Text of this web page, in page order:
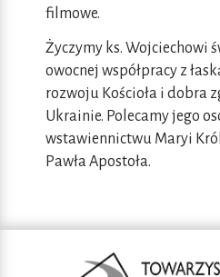
filmowe.
Życzymy ks. Wojciechowi
owocnej współpracy z
rozwoju Kościoła i dobra
Ukrainie. Polecamy jego
wstawiennictwu Maryi
Pawła Apostoła.